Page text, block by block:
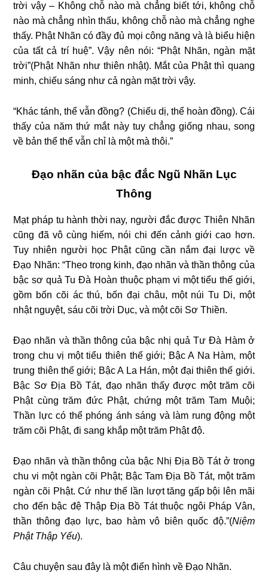
trời vậy – Không chỗ nào mà chẳng biết tới, không chỗ
nào mà chẳng nhìn thấu, không chỗ nào mà chẳng nghe
thấy. Phật Nhãn có đầy đủ mọi công năng và là biểu hiện
của tất cả trí huệ”. Vậy nên nói: “Phật Nhãn, ngàn mặt
trời”(Phật Nhãn như thiên nhật). Mắt của Phật thì quang
minh, chiếu sáng như cả ngàn mặt trời vậy.
“Khác tánh, thể vẫn đồng? (Chiếu dị, thể hoàn đồng). Cái
thấy của năm thứ mắt này tuy chẳng giống nhau, song
về bản thể thể vẫn chỉ là một mà thôi.”
Đạo nhãn của bậc đắc Ngũ Nhãn Lục
Thông
Mạt pháp tu hành thời nay, người đắc được Thiên Nhãn
cũng đã vô cùng hiếm, nói chi đến cảnh giới cao hơn.
Tuy nhiên người học Phật cũng cần nắm đại lược về
Đạo Nhãn: “Theo trong kinh, đạo nhãn và thần thông của
bậc sơ quả Tu Đà Hoàn thuộc phạm vi một tiểu thế giới,
gồm bốn cõi ác thú, bốn đại châu, một núi Tu Di, một
nhật nguyệt, sáu cõi trời Dục, và một cõi Sơ Thiền.
Đạo nhãn và thần thông của bậc nhị quả Tư Đà Hàm ở
trong chu vị một tiểu thiên thế giới; Bậc A Na Hàm, một
trung thiên thế giới; Bậc A La Hán, một đại thiên thế giới.
Bậc Sơ Địa Bồ Tát, đạo nhãn thấy được một trăm cõi
Phật cùng trăm đức Phật, chứng một trăm Tam Muội;
Thần lực có thể phóng ánh sáng và làm rung động một
trăm cõi Phật, đi sang khắp một trăm Phật độ.
Đạo nhãn và thần thông của bậc Nhị Địa Bồ Tát ở trong
chu vi một ngàn cõi Phật; Bậc Tam Địa Bồ Tát, một trăm
ngàn cõi Phật. Cứ như thế lần lượt tăng gấp bội lên mãi
cho đến bậc đệ Thập Địa Bồ Tát thuộc ngôi Pháp Vân,
thần thông đạo lực, bao hàm vô biên quốc độ.”(Niệm
Phật Thập Yếu).
Câu chuyện sau đây là một điển hình về Đạo Nhãn.